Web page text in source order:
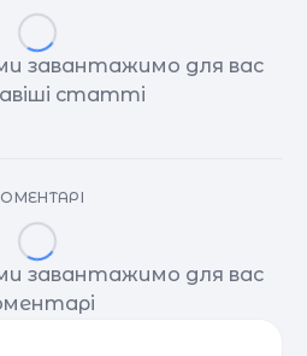
завантажимо для вас
статті
завантажимо для вас